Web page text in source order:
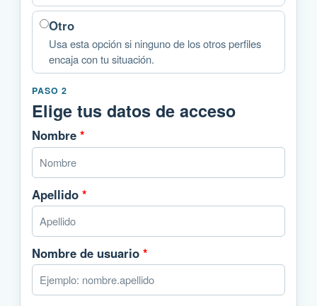
Otro
Usa esta opción si ninguno de los otros perfiles
encaja con tu situación.
PASO 2
Elige tus datos de acceso
Nombre *
Apellido *
Nombre de usuario *